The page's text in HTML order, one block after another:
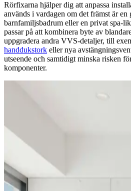
Rörfixarna hjälper dig att anpassa
används i vardagen om det främst är en
barnfamiljsbadrum eller en privat
passar på att kombinera byte av
uppgradera andra VVS‑detaljer, till
handdukstork eller nya
utseende och samtidigt minska risken
komponenter.